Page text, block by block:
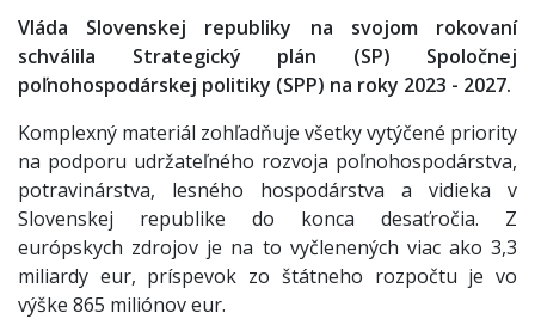
Vláda Slovenskej republiky na svojom rokovaní
schválila Strategický plán (SP) Spoločnej
poľnohospodárskej politiky (SPP) na roky 2023 - 2027.
Komplexný materiál zohľadňuje všetky vytýčené priority
na podporu udržateľného rozvoja poľnohospodárstva,
potravinárstva, lesného hospodárstva a vidieka v
Slovenskej republike do konca desaťročia. Z
európskych zdrojov je na to vyčlenených viac ako 3,3
miliardy eur, príspevok zo štátneho rozpočtu je vo
výške 865 miliónov eur.